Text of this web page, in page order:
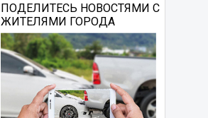
ПОДЕЛИТЕСЬ НОВОСТЯМИ С
ЖИТЕЛЯМИ ГОРОДА